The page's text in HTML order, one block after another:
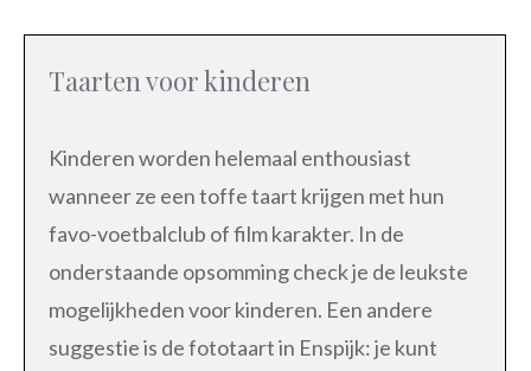
Taarten voor kinderen
Kinderen worden helemaal enthousiast
wanneer ze een toffe taart krijgen met hun
favo-voetbalclub of film karakter. In de
onderstaande opsomming check je de leukste
mogelijkheden voor kinderen. Een andere
suggestie is de fototaart in Enspijk: je kunt